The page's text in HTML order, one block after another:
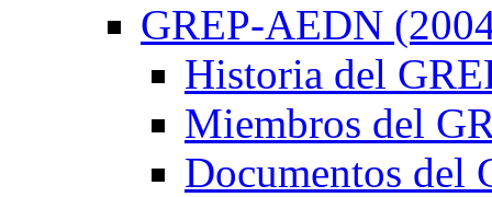
GREP-AEDN
Historia del
Miembros del
Documentos del